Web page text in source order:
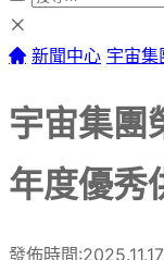
新聞中心 宇宙
宇宙集團
年度優秀
發佈時間:2025.11.17